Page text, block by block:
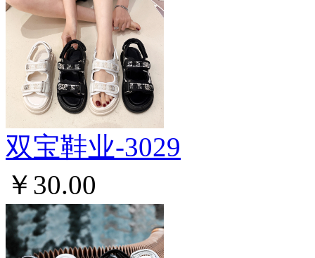
双宝鞋业-3029
￥30.00